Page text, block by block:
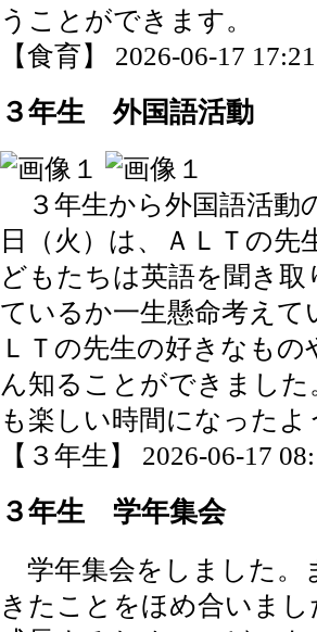
うことができます。
【食育】 2026-06-17
３年生 外国語活動
３年生から外国語活動
日（火）は、ＡＬＴの
どもたちは英語を聞き
ているか一生懸命考え
ＬＴの先生の好きなも
ん知ることができまし
も楽しい時間になったよ
【３年生】 2026-06-17
３年生 学年集会
学年集会をしました。
きたことをほめ合いま